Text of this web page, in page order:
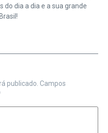
do dia a dia e a sua grande
publicado. Campos